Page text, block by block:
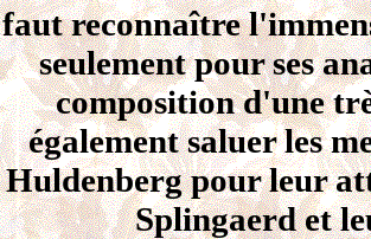
faut reconnaître
seulement pour ses
composition d'une
également saluer les
Huldenberg pour leur
Splingaerd et